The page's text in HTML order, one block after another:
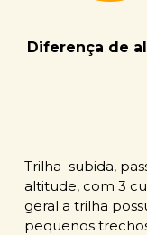
Diferença de
Trilha subida,
altitude, com 3
geral a trilha
pequenos